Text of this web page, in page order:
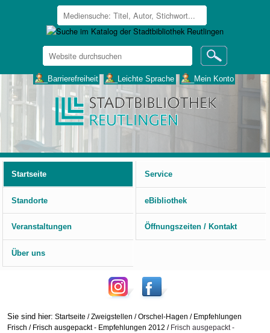
Website
durchsuchen
___Barrierefreiheit ___Leichte Sprache ___Mein Konto
Startseite
Service
Standorte eBibliothek
Veranstaltungen Öffnungszeiten / Kontakt
Über uns
Sie sind hier: Startseite /Zweigstellen /Orschel-Hagen / Empfehlungen
Frisch / Frisch ausgepackt - Empfehlungen 2012 / Frisch ausgepackt -